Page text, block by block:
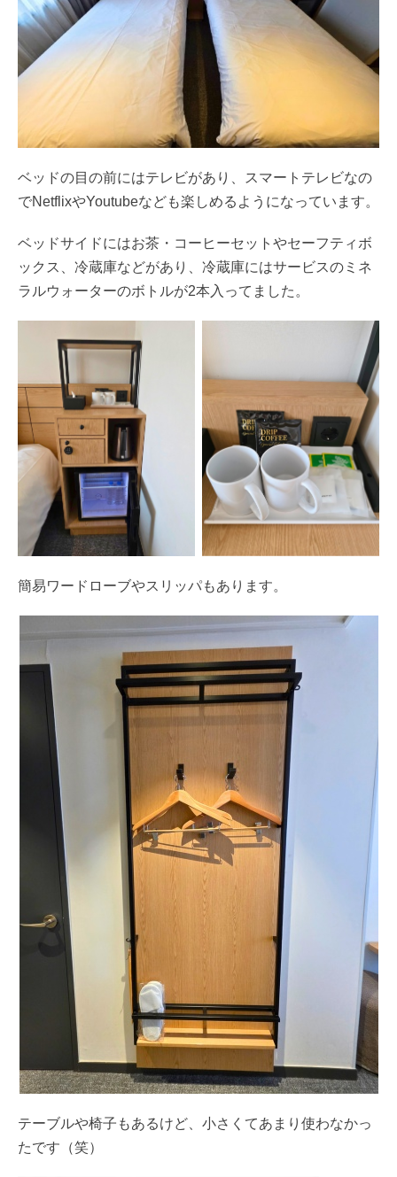
ベッドの目の前にはテレビがあり、スマートテレビなの
でNetflixやYoutubeなども楽しめるようになっています。
ベッドサイドにはお茶・コーヒーセットやセーフティボ
ックス、冷蔵庫などがあり、冷蔵庫にはサービスのミネ
ラルウォーターのボトルが2本入ってました。
簡易ワードローブやスリッパもあります。
テーブルや椅子もあるけど、小さくてあまり使わなかっ
たです（笑）